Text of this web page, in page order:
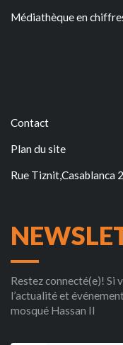
Médiathèque en
Contact
Plan du site
Rue Tiznit,Casablanca
Restez connecté(e)! Si
l’actualité et
mosqué Hassan II